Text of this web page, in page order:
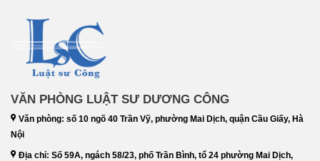
VĂN PHÒNG LUẬT SƯ DƯƠNG CÔNG
Văn phòng: số 10 ngõ 40 Trần Vỹ, phường Mai Dịch, quận Cầu Giấy, Hà
Nội
Địa chỉ: Số 59A, ngách 58/23, phố Trần Bình, tổ 24 phường Mai Dịch,